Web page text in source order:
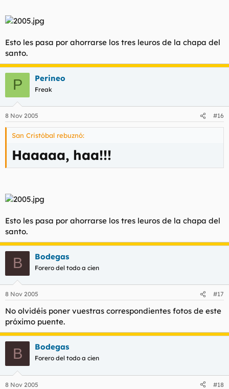
Esto les pasa por ahorrarse los tres leuros de la chapa del
santo.
P Perineo
Freak
8 Nov 2005 #16
San Cristóbal rebuznó:
Haaaaa, haa!!!
Esto les pasa por ahorrarse los tres leuros de la chapa del
santo.
B Bodegas
Forero del todo a cien
8 Nov 2005 #17
No olvidéis poner vuestras correspondientes fotos de este
próximo puente.
B Bodegas
Forero del todo a cien
8 Nov 2005 #18